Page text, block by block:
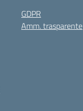
GDPR
Amm. trasparente